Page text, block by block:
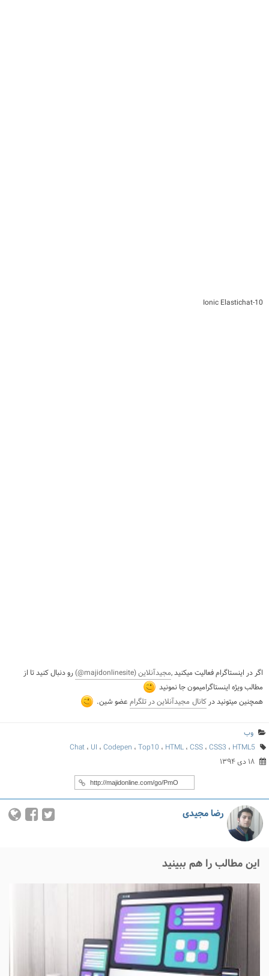
10-Ionic Elastichat
اگر در اینستاگرامفعالیت میکنید ,مجیدآنلاین(majidonlinesite@)
رو دنبال کنید تا از
مطالب ویژه اینستاگرامیمون جا نمونید
همچنین میتونید در کانال مجیدآنلاین در تلگرام عضو شین.
وب
Chat ، UI ، Codepen ، Top10 ، HTML ، CSS ، CSS3 ، HTML5
۱۸ دی ۱۳۹۴
رضا مجیدی
این مطالب را هم ببینید